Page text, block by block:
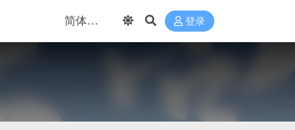
登录